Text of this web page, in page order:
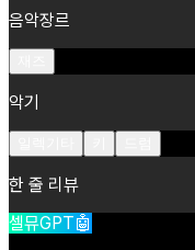
음악장르
악기
한 줄 리뷰
셀뮤GPT🤖